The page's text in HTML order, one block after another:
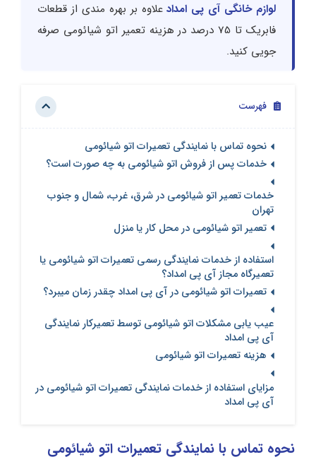
لوازم خانگی آی پی امدادعلاوه بر بهره مندی از قطعات
فابریک تا 75 درصد در هزینه تعمیر اتو شیائومی صرفه
جویی کنید.
فهرست
نحوه تماس با نمایندگی تعمیرات اتو شیائومی
خدمات پس از فروش اتو شیائومی به چه صورت است؟
خدمات تعمیر اتو شیائومی در شرق، غرب، شمال و جنوب
تهران
تعمیر اتو شیائومی در محل کار یا منزل
استفاده از خدمات نمایندگی رسمی تعمیرات اتو شیائومی یا
تعمیرگاه مجاز آی پی امداد؟
تعمیرات اتو شیائومی در آی‌ پی امداد چقدر زمان میبرد؟
عیب یابی مشکلات اتو شیائومی توسط تعمیرکار نمایندگی
آی پی امداد
هزینه تعمیرات اتو شیائومی
مزایای استفاده از خدمات نمایندگی تعمیرات اتو شیائومی در
آی پی امداد
نحوه تماس با نمایندگی تعمیرات اتو شیائومی